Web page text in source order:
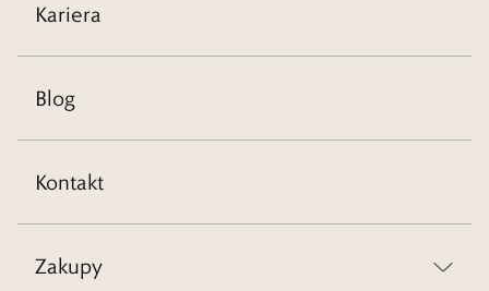
Kariera
Blog
Kontakt
Zakupy